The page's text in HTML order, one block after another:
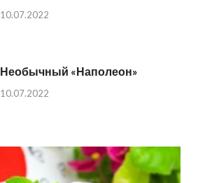
10.07.2022
Необычный «Наполеон»
10.07.2022